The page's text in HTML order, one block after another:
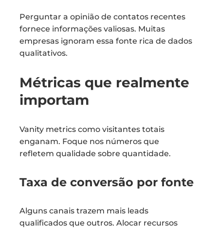
Perguntar a opinião de contatos recentes
fornece informações valiosas. Muitas
empresas ignoram essa fonte rica de dados
qualitativos.
Métricas que realmente
importam
Vanity metrics como visitantes totais
enganam. Foque nos números que
refletem qualidade sobre quantidade.
Taxa de conversão por fonte
Alguns canais trazem mais leads
qualificados que outros. Alocar recursos